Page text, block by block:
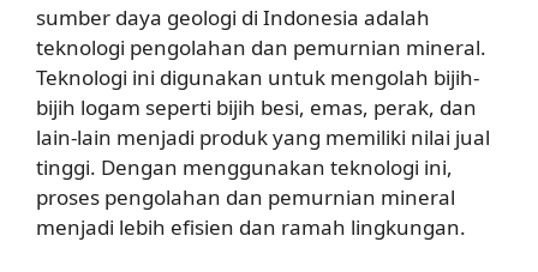
sumber daya geologi di Indonesia adalah
teknologi pengolahan dan pemurnian mineral.
Teknologi ini digunakan untuk mengolah bijih-
bijih logam seperti bijih besi, emas, perak, dan
lain-lain menjadi produk yang memiliki nilai jual
tinggi. Dengan menggunakan teknologi ini,
proses pengolahan dan pemurnian mineral
menjadi lebih efisien dan ramah lingkungan.